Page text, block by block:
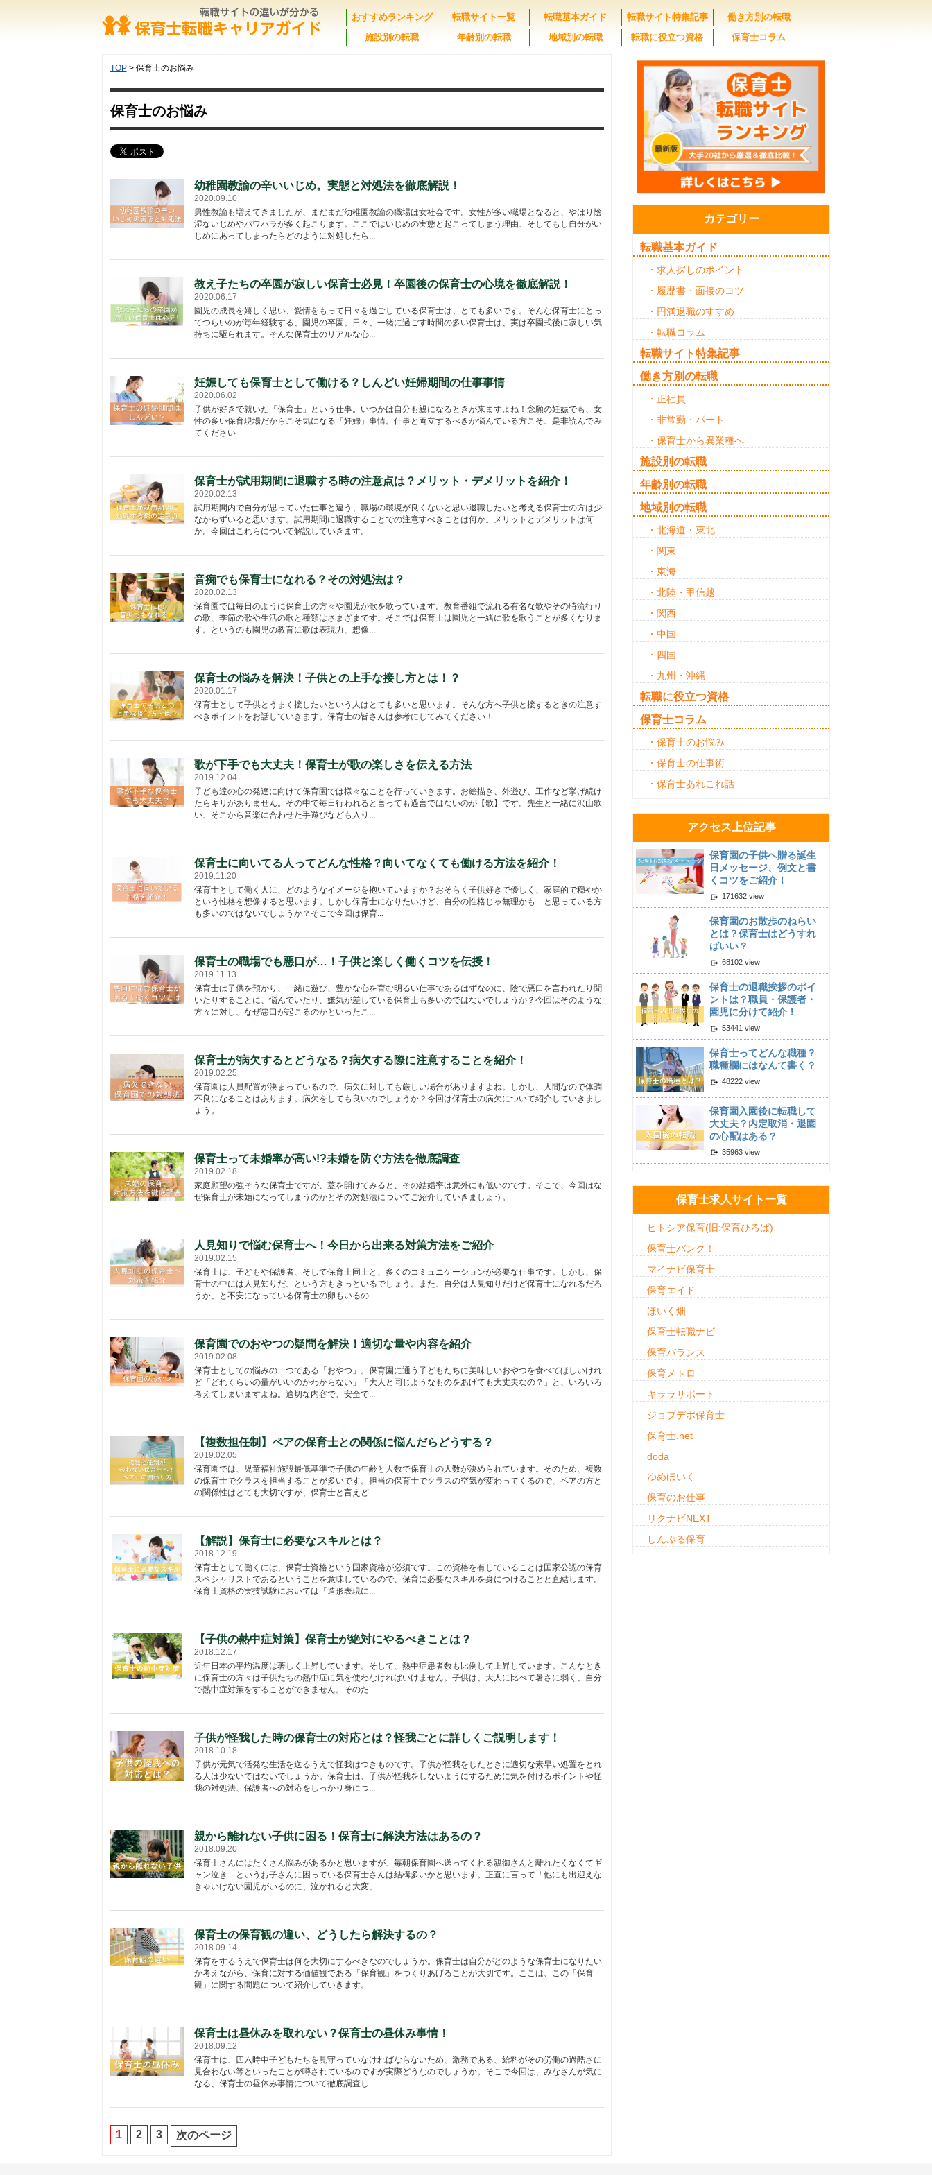
おすすめランキング 転職サイト一覧 転職基本ガイド 転職サイト特集記事
働き方別の転職
施設別の転職
年齢別の転職 地域別の転職 転職に役立つ資格 保育士コラム
TOP> 保育士のお悩み
保育士のお悩み
幼稚園教諭の辛いいじめ。実態と対処法を徹底解説！
2020.09.10
男性教諭も増えてきましたが、まだまだ幼稚園教諭の職場は女社会です。女性が多い職場となると、やはり陰
湿ないじめやパワハラが多く起こります。ここではいじめの実態と起こってしまう理由、そしてもし自分がい
じめにあってしまったらどのように対処したら...
教え子たちの卒園が寂しい保育士必見！卒園後の保育士の心境を徹底解説！
2020.06.17
園児の成長を嬉しく思い、愛情をもって日々を過ごしている保育士は、とても多いです。そんな保育士にとっ
てつらいのが毎年経験する、園児の卒園。日々、一緒に過ごす時間の多い保育士は、実は卒園式後に寂しい気
持ちに駆られます。そんな保育士のリアルな心...
妊娠しても保育士として働ける？しんどい妊婦期間の仕事事情
2020.06.02
子供が好きで就いた「保育士」という仕事。いつかは自分も親になるときが来ますよね！念願の妊娠でも、女
性の多い保育現場だからこそ気になる「妊婦」事情。仕事と両立するべきか悩んでいる方こそ、是非読んでみ
てください
保育士が試用期間に退職する時の注意点は？メリット・デメリットを紹介！
2020.02.13
試用期間内で自分が思っていた仕事と違う、職場の環境が良くないと思い退職したいと考える保育士の方は少
なからずいると思います。試用期間に退職することでの注意すべきことは何か。メリットとデメリットは何
か。今回はこれらについて解説していきます。
音痴でも保育士になれる？その対処法は？
2020.02.13
保育園では毎日のように保育士の方々や園児が歌を歌っています。教育番組で流れる有名な歌やその時流行り
の歌、季節の歌や生活の歌と種類はさまざまです。そこでは保育士は園児と一緒に歌を歌うことが多くなりま
す。というのも園児の教育に歌は表現力、想像...
保育士の悩みを解決！子供との上手な接し方とは！？
2020.01.17
保育士として子供とうまく接したいという人はとても多いと思います。そんな方へ子供と接するときの注意す
べきポイントをお話していきます。保育士の皆さんは参考にしてみてください！
歌が下手でも大丈夫！保育士が歌の楽しさを伝える方法
2019.12.04
子ども達の心の発達に向けて保育園では様々なことを行っていきます。お絵描き、外遊び、工作など挙げ続け
たらキリがありません。その中で毎日行われると言っても過言ではないのが【歌】です。先生と一緒に沢山歌
い、そこから音楽に合わせた手遊びなども入り...
保育士に向いてる人ってどんな性格？向いてなくても働ける方法を紹介！
2019.11.20
保育士として働く人に、どのようなイメージを抱いていますか？おそらく子供好きで優しく、家庭的で穏やか
という性格を想像すると思います。しかし保育士になりたいけど、自分の性格じゃ無理かも…と思っている方
も多いのではないでしょうか？そこで今回は保育...
保育士の職場でも悪口が…！子供と楽しく働くコツを伝授！
2019.11.13
保育士は子供を預かり、一緒に遊び、豊かな心を育む明るい仕事であるはずなのに、陰で悪口を言われたり聞
いたりすることに、悩んでいたり、嫌気が差している保育士も多いのではないでしょうか？今回はそのような
方々に対し、なぜ悪口が起こるのかといったこ...
保育士が病欠するとどうなる？病欠する際に注意することを紹介！
2019.02.25
保育園は人員配置が決まっているので、病欠に対しても厳しい場合がありますよね。しかし、人間なので体調
不良になることはあります。病欠をしても良いのでしょうか？今回は保育士の病欠について紹介していきまし
ょう。
保育士って未婚率が高い!?未婚を防ぐ方法を徹底調査
2019.02.18
家庭願望の強そうな保育士ですが、蓋を開けてみると、その結婚率は意外にも低いのです。そこで、今回はな
ぜ保育士が未婚になってしまうのかとその対処法についてご紹介していきましょう。
人見知りで悩む保育士へ！今日から出来る対策方法をご紹介
2019.02.15
保育士は、子どもや保護者、そして保育士同士と、多くのコミュニケーションが必要な仕事です。しかし、保
育士の中には人見知りだ、という方もきっといるでしょう。また、自分は人見知りだけど保育士になれるだろ
うか、と不安になっている保育士の卵もいるの...
保育園でのおやつの疑問を解決！適切な量や内容を紹介
2019.02.08
保育士としての悩みの一つである「おやつ」。保育園に通う子どもたちに美味しいおやつを食べてほしいけれ
ど「どれくらいの量がいいのかわからない」「大人と同じようなものをあげても大丈夫なの？」と、いろいろ
考えてしまいますよね。適切な内容で、安全で...
【複数担任制】ペアの保育士との関係に悩んだらどうする？
2019.02.05
保育園では、児童福祉施設最低基準で子供の年齢と人数で保育士の人数が決められています。そのため、複数
の保育士でクラスを担当することが多いです。担当の保育士でクラスの空気が変わってくるので、ペアの方と
の関係性はとても大切ですが、保育士と言えど...
【解説】保育士に必要なスキルとは？
2018.12.19
保育士として働くには、保育士資格という国家資格が必須です。この資格を有していることは国家公認の保育
スペシャリストであるということを意味しているので、保育に必要なスキルを身につけることと直結します。
保育士資格の実技試験においては「造形表現に...
【子供の熱中症対策】保育士が絶対にやるべきことは？
2018.12.17
近年日本の平均温度は著しく上昇しています。そして、熱中症患者数も比例して上昇しています。こんなとき
に保育士の方々は子供たちの熱中症に気を使わなければいけません。子供は、大人に比べて暑さに弱く、自分
で熱中症対策をすることができません。そのた...
子供が怪我した時の保育士の対応とは？怪我ごとに詳しくご説明します！
2018.10.18
子供が元気で活発な生活を送るうえで怪我はつきものです。子供が怪我をしたときに適切な素早い処置をとれ
る人は少ないではないでしょうか。保育士は、子供が怪我をしないようにするために気を付けるポイントや怪
我の対処法、保護者への対応をしっかり身につ...
親から離れない子供に困る！保育士に解決方法はあるの？
2018.09.20
保育士さんにはたくさん悩みがあるかと思いますが、毎朝保育園へ送ってくれる親御さんと離れたくなくてギ
ャン泣き…というお子さんに困っている保育士さんは結構多いかと思います。正直に言って「他にも出迎えな
きゃいけない園児がいるのに、泣かれると大変」...
保育士の保育観の違い、どうしたら解決するの？
2018.09.14
保育をするうえで保育士は何を大切にするべきなのでしょうか。保育士は自分がどのような保育士になりたい
か考えながら、保育に対する価値観である「保育観」をつくりあげることが大切です。ここは、この「保育
観」に関する問題について紹介していきます。
保育士は昼休みを取れない？保育士の昼休み事情！
2018.09.12
保育士は、四六時中子どもたちを見守っていなければならないため、激務である、給料がその労働の過酷さに
見合わない等といったことが噂されているのですが実際どうなのでしょうか。そこで今回は、みなさんが気に
なる、保育士の昼休み事情について徹底調査し...
1 2 3 次のページ
カテゴリー
転職基本ガイド
・求人探しのポイント
・履歴書・面接のコツ
・円満退職のすすめ
・転職コラム
転職サイト特集記事
働き方別の転職
・正社員
・非常勤・パート
・保育士から異業種へ
施設別の転職
年齢別の転職
地域別の転職
・北海道・東北
・関東
・東海
・北陸・甲信越
・関西
・中国
・四国
・九州・沖縄
転職に役立つ資格
保育士コラム
・保育士のお悩み
・保育士の仕事術
・保育士あれこれ話
アクセス上位記事
保育園の子供へ贈る誕生
日メッセージ、例文と書
くコツをご紹介！
171632 view
保育園のお散歩のねらい
とは？保育士はどうすれ
ばいい？
68102 view
保育士の退職挨拶のポイ
ントは？職員・保護者・
園児に分けて紹介！
53441 view
保育士ってどんな職種？
職種欄にはなんて書く？
48222 view
保育園入園後に転職して
大丈夫？内定取消・退園
の心配はある？
35963 view
保育士求人サイト一覧
ヒトシア保育(旧:保育ひろば)
保育士バンク！
マイナビ保育士
保育エイド
ほいく畑
保育士転職ナビ
保育バランス
保育メトロ
キララサポート
ジョブデポ保育士
保育士.net
doda
ゆめほいく
保育のお仕事
リクナビNEXT
しんぷる保育